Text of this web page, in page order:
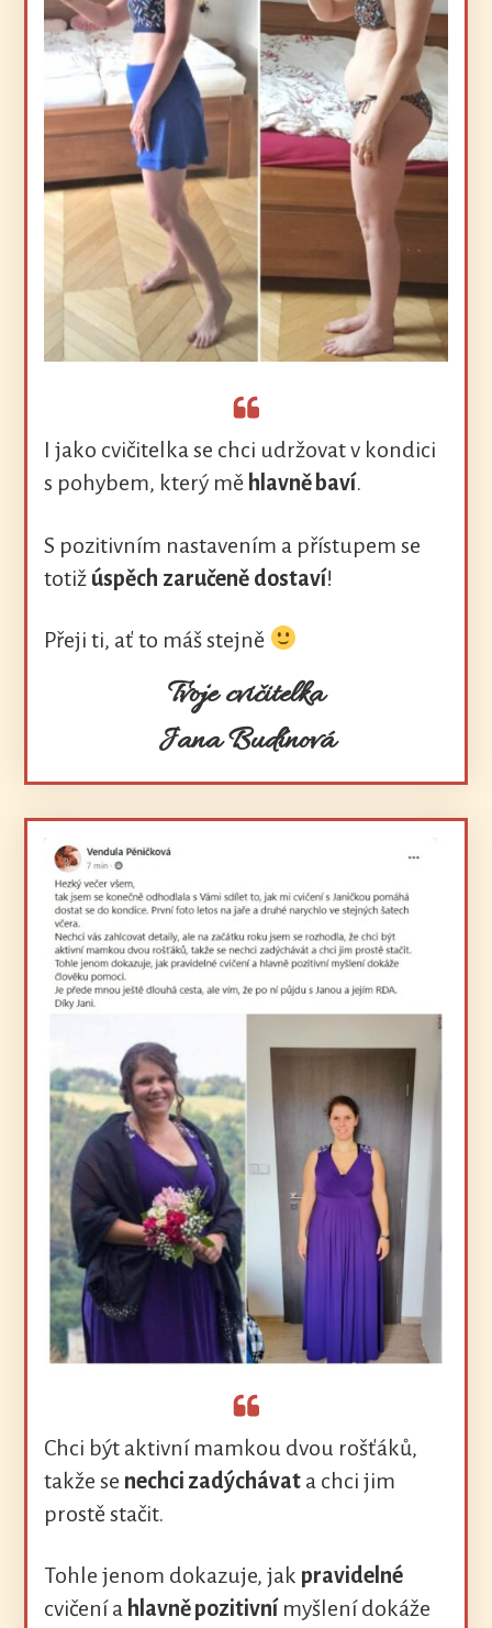
I jako cvičitelka se chci udržovat v kondici
s pohybem, který mě hlavně baví.
S pozitivním nastavením a přístupem se
totiž úspěch zaručeně dostaví!
Přeji ti, ať to máš stejně
Tvoje cvičitelka
Jana Budínová
Chci být aktivní mamkou dvou rošťáků,
takže se nechci zadýchávat a chci jim
prostě stačit.
Tohle jenom dokazuje, jak pravidelné
cvičení a hlavně pozitivnímyšlení dokáže